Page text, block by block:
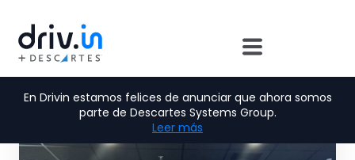
En Drivin estamos felices de anunciar que ahora somos
parte de Descartes Systems Group.
Leer más